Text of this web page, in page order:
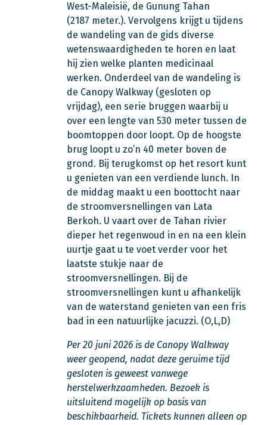
West-Maleisië, de Gunung Tahan
(2187 meter.). Vervolgens krijgt u tijdens
de wandeling van de gids diverse
wetenswaardigheden te horen en laat
hij zien welke planten medicinaal
werken. Onderdeel van de wandeling is
de Canopy Walkway (gesloten op
vrijdag), een serie bruggen waarbij u
over een lengte van 530 meter tussen de
boomtoppen door loopt. Op de hoogste
brug loopt u zo’n 40 meter boven de
grond. Bij terugkomst op het resort kunt
u genieten van een verdiende lunch. In
de middag maakt u een boottocht naar
de stroomversnellingen van Lata
Berkoh. U vaart over de Tahan rivier
dieper het regenwoud in en na een klein
uurtje gaat u te voet verder voor het
laatste stukje naar de
stroomversnellingen. Bij de
stroomversnellingen kunt u afhankelijk
van de waterstand genieten van een fris
bad in een natuurlijke jacuzzi. (O,L,D)
Per 20 juni 2026 is de Canopy Walkway
weer geopend, nadat deze geruime tijd
gesloten is geweest vanwege
herstelwerkzaamheden. Bezoek is
uitsluitend mogelijk op basis van
beschikbaarheid. Tickets kunnen alleen op